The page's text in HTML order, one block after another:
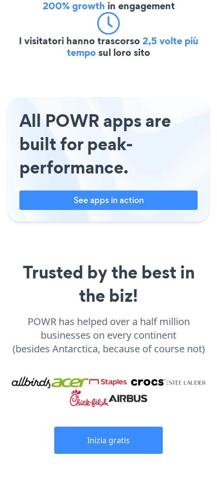
200% growth in engagement
I visitatori hanno trascorso2,5 volte più
temposul loro sito
All POWR apps are
built for peak-
performance.
See apps in action
Trusted by the best in
the biz!
POWR has helped over a half million
businesses on every continent
(besides Antarctica, because of course not)
Inizia gratis